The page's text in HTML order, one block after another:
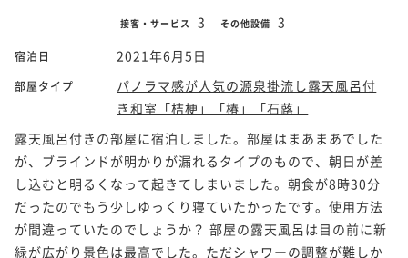
接客・サービス 3 その他設備 3
宿泊日 2021年6月5日
部屋タイプ
パノラマ感が人気の源泉掛流し露天風呂付
き和室「桔梗」「椿」「石蕗」
露天風呂付きの部屋に宿泊しました。部屋はまあまあでした
が、ブラインドが明かりが漏れるタイプのもので、朝日が差
し込むと明るくなって起きてしまいました。朝食が8時30分
だったのでもう少しゆっくり寝ていたかったです。使用方法
が間違っていたのでしょうか？ 部屋の露天風呂は目の前に新
緑が広がり景色は最高でした。ただシャワーの調整が難しか